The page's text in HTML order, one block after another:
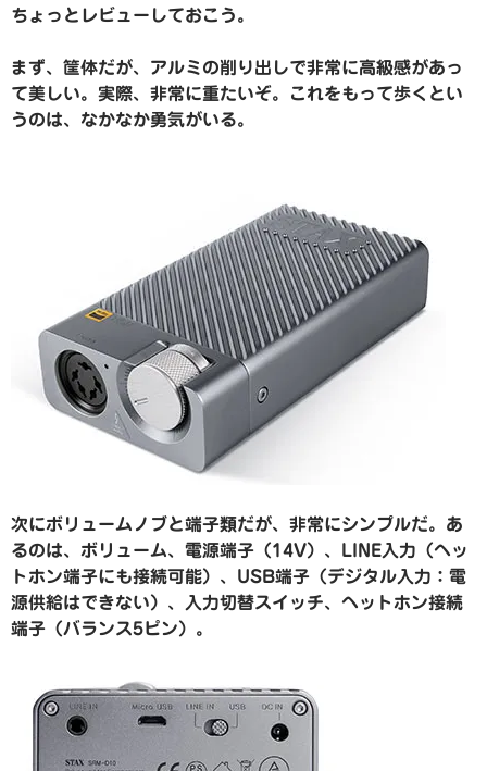
ちょっとレビューしておこう。
まず、筐体だが、アルミの削り出しで非常に高級感があっ
て美しい。実際、非常に重たいぞ。これをもって歩くとい
うのは、なかなか勇気がいる。
次にボリュームノブと端子類だが、非常にシンプルだ。あ
るのは、ボリューム、電源端子（14V）、LINE入力（ヘッ
トホン端子にも接続可能）、USB端子（デジタル入力：電
源供給はできない）、入力切替スイッチ、ヘットホン接続
端子（バランス5ピン）。